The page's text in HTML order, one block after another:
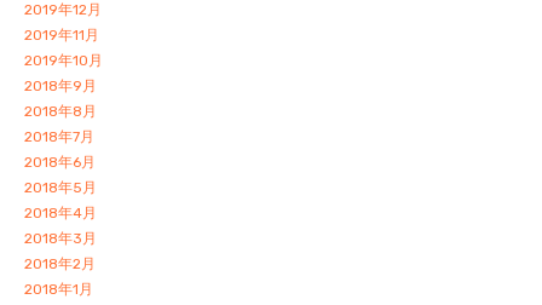
2019年12月
2019年11月
2019年10月
2018年9月
2018年8月
2018年7月
2018年6月
2018年5月
2018年4月
2018年3月
2018年2月
2018年1月